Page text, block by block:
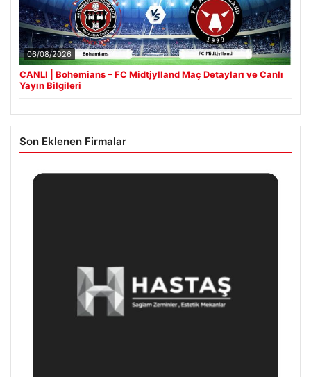
06/08/2026
CANLI | Bohemians – FC Midtjylland Maç Detayları ve Canlı
Yayın Bilgileri
Son Eklenen Firmalar